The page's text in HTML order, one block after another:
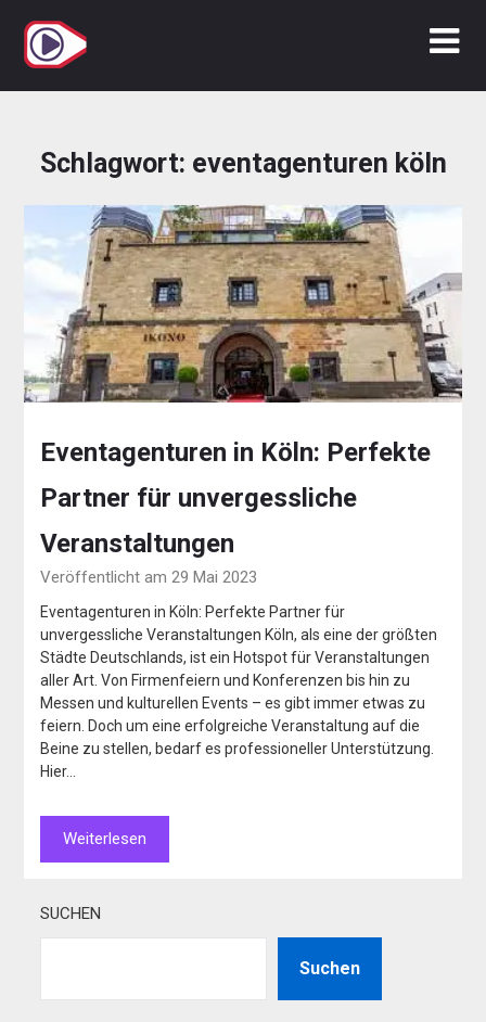
Inhalt
springen
Schlagwort: eventagenturen köln
Eventagenturen in Köln: Perfekte
Partner für unvergessliche
Veranstaltungen
Veröffentlicht am 29 Mai 2023
Eventagenturen in Köln: Perfekte Partner für
unvergessliche Veranstaltungen Köln, als eine der größten
Städte Deutschlands, ist ein Hotspot für Veranstaltungen
aller Art. Von Firmenfeiern und Konferenzen bis hin zu
Messen und kulturellen Events – es gibt immer etwas zu
feiern. Doch um eine erfolgreiche Veranstaltung auf die
Beine zu stellen, bedarf es professioneller Unterstützung.
Hier…
Weiterlesen
SUCHEN
Suchen